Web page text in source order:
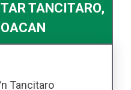
TANCITARO,
Tancitaro